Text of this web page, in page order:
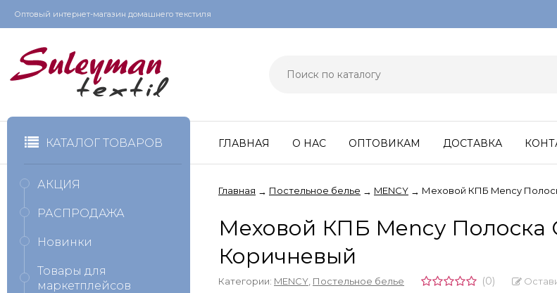
Оптовый интернет-магазин домашнего текстиля
КАТАЛОГ ТОВАРОВ ГЛАВНАЯ О НАС ОПТОВИКАМ ДОСТАВКА
Главная → Постельное белье → MENCY → Меховой КПБ Mency
Меховой КПБ Mency Полоска
Коричневый
Категории: MENCY Постельное белье (0)
АКЦИЯ
РАСПРОДАЖА
Новинки
Товары для
маркетплейсов